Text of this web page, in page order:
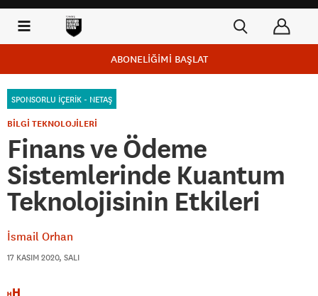
ABONELİĞİMİ BAŞLAT
SPONSORLU İÇERİK - NETAŞ
BİLGİ TEKNOLOJİLERİ
Finans ve Ödeme
Sistemlerinde Kuantum
Teknolojisinin Etkileri
İsmail Orhan
17 KASIM 2020, SALI